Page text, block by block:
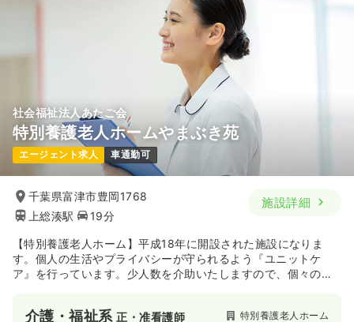
社会福祉法人あたご会
特別養護老人ホームやまぶき苑
エージェント求人 車通勤可
千葉県富津市豊岡1768
上総湊駅
19分
施設詳細
【特別養護老人ホーム】平成18年に開設された施設になりま
す。個人の生活やプライバシーが守られるよう『ユニットケ
ア』を行っています。少人数を介助いたしますので、個々のニ
介護・福祉系正・准看護師 特別養護老人ホーム